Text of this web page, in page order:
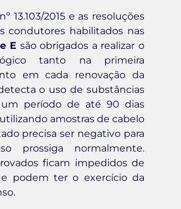
13.103/2015 e as resoluções
condutores habilitados nas
E são obrigados a realizar o
tanto na primeira
em cada renovação da
o uso de substâncias
um período de até 90 dias
amostras de cabelo
precisa ser negativo para
prossiga normalmente.
ficam impedidos de
podem ter o exercício da